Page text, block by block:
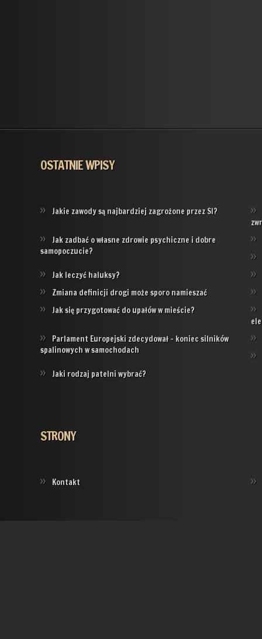
OSTATNIE WPISY
Jakie zawody są najbardziej zagrożone przez SI?
Jak zadbać o własne zdrowie psychiczne i dobre
samopoczucie?
Jak leczyć haluksy?
Zmiana definicji drogi może sporo namieszać
Jak się przygotować do upałów w mieście?
Parlament Europejski zdecydował – koniec silników
spalinowych w samochodach
Jaki rodzaj patelni wybrać?
STRONY
Kontakt